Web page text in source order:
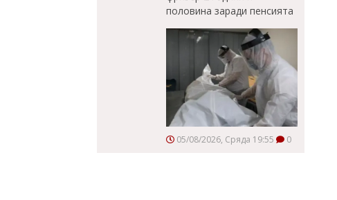
половина заради пенсията
05/08/2026, Сряда 19:55 0